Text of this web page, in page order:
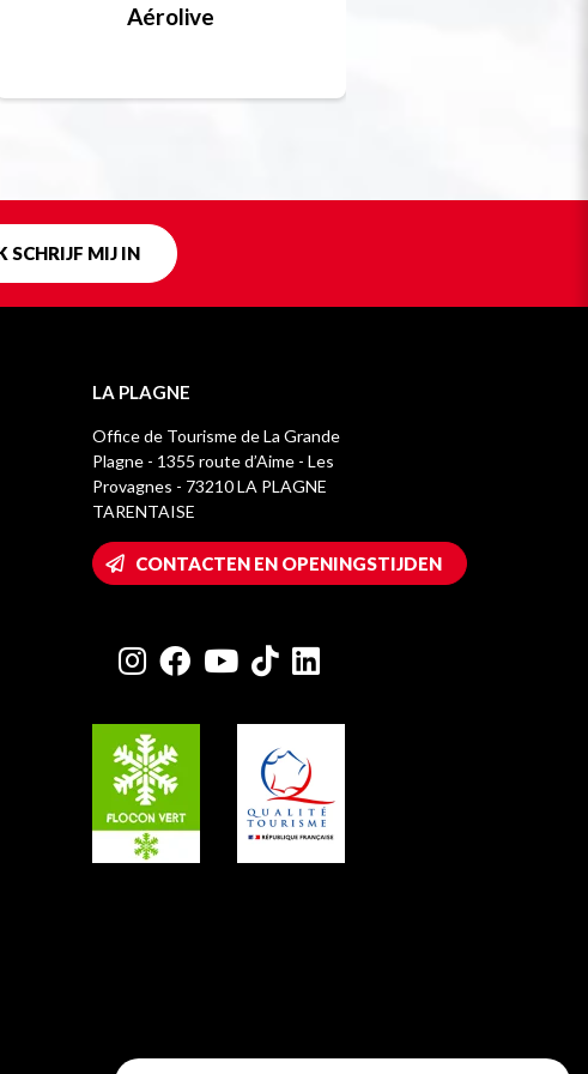
Aérolive
SCHRIJF MIJ IN
LA PLAGNE
Office de Tourisme de La Grande
Plagne - 1355 route d’Aime - Les
Provagnes - 73210 LA PLAGNE
TARENTAISE
CONTACTEN EN OPENINGSTIJDEN